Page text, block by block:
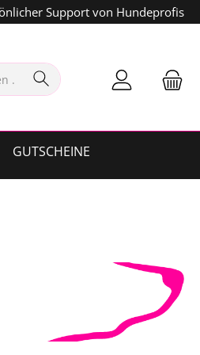
Support von Hundeprofis
GUTSCHEINE